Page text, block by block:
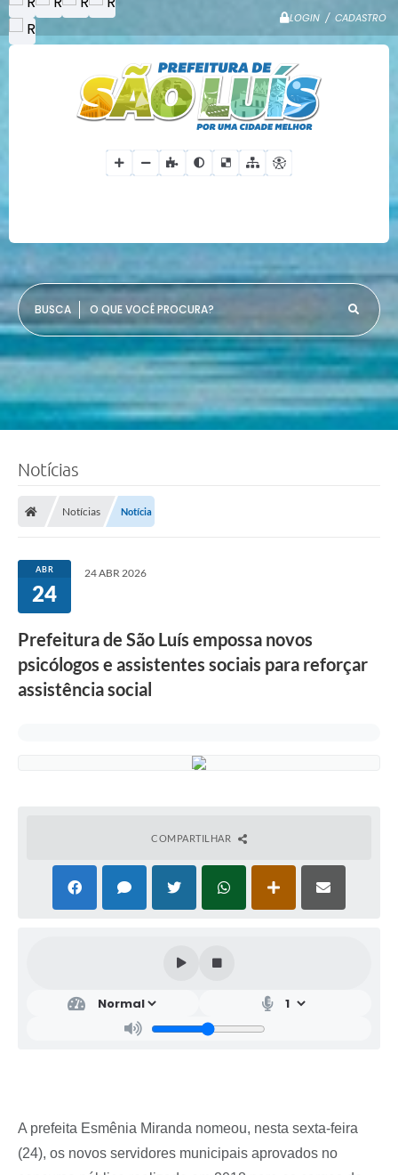
LOGIN / CADASTRO
O QUE VOCÊ PROCURA?
Notícias
Notícias Notícia
ABR
24
24 ABR 2026
Prefeitura de São Luís empossa novos
psicólogos e assistentes sociais para reforçar
assistência social
COMPARTILHAR
A prefeita Esmênia Miranda nomeou, nesta sexta-feira
(24), os novos servidores municipais aprovados no